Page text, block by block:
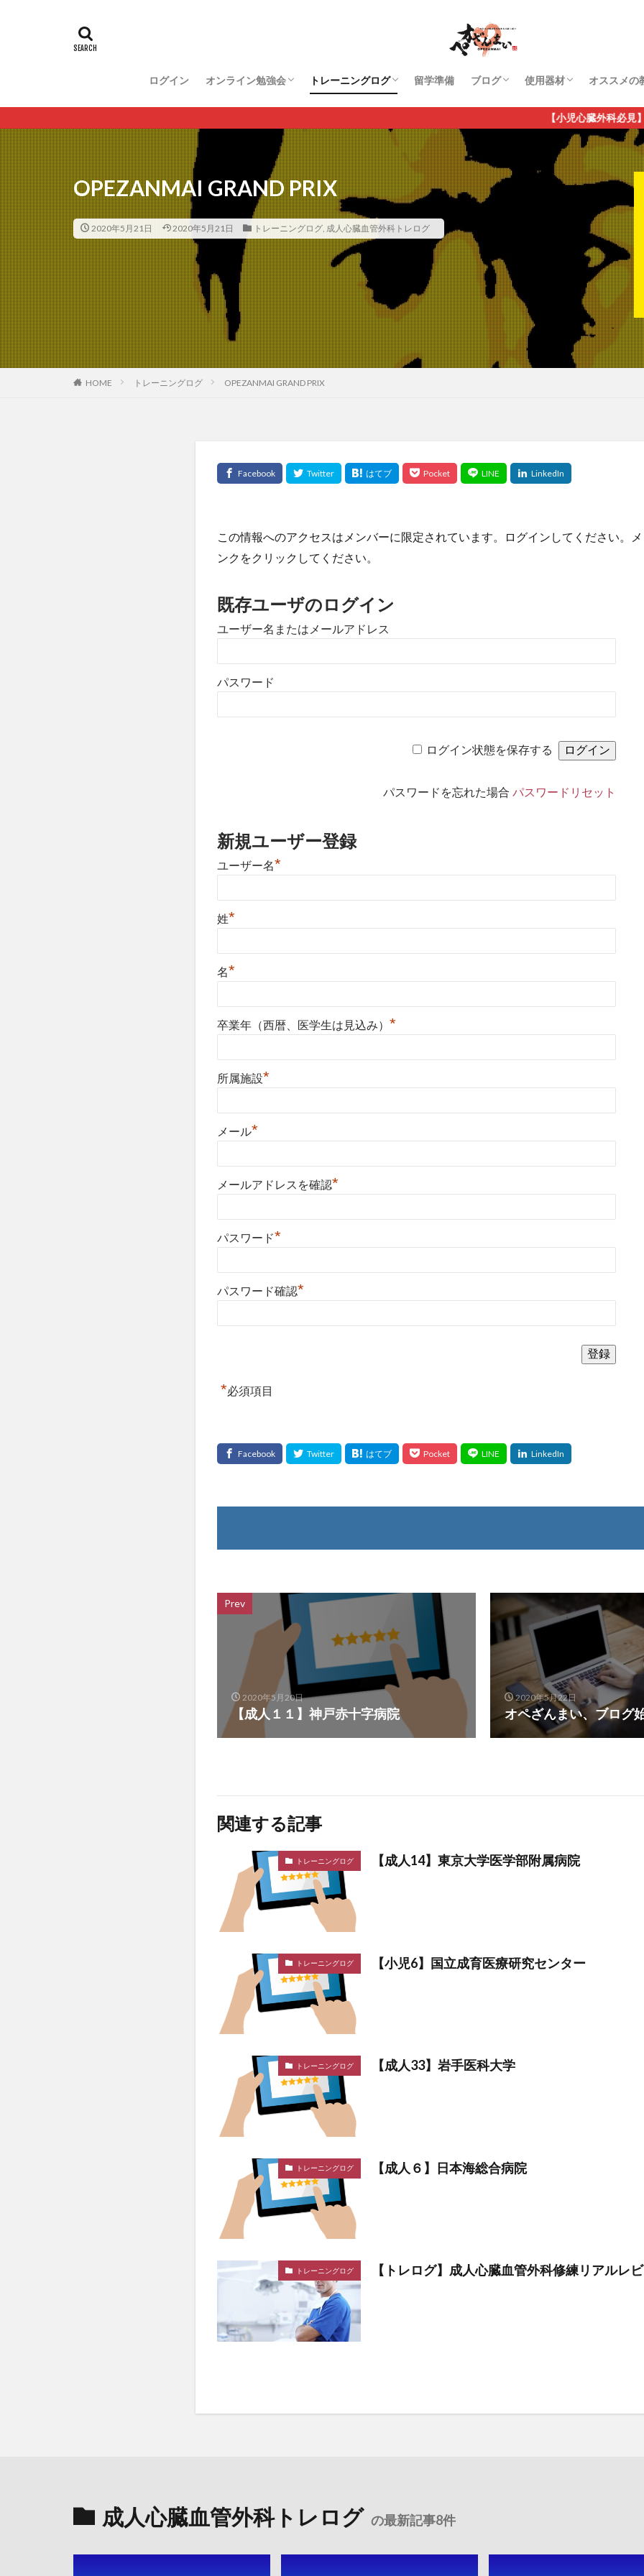
ログイン オンライン勉強会
キャリア・修練
dTGA完全大血管転移症
総肺静脈灌流異常症
エプスタイン奇形
トレーニングログ
成人心臓血管外科トレログ
小児心臓外科トレログ
留学準備 ブログ
YusukeTsukioka先生
Castroviejon先生
Academio先生
akiHIRANO先生
tyamada先生
hongu先生
使用器材
拡大鏡
ヘッドライト
ヘッドカメラ
オススメの
【小児心臓外科必見】YouTubeでオンライン勉強会の
OPEZANMAI GRAND PRIX
2020年5月21日 2020年5月21日 トレーニングログ, 成人心臓血管外科トレログ
HOME トレーニングログ OPEZANMAI GRAND PRIX
この情報へのアクセスはメンバーに限定されています。ログインしてください。
ンクをクリックしてください。
既存ユーザのログイン
ユーザー名またはメールアドレス
パスワード
ログイン状態を保存する
パスワードを忘れた場合 パスワードリセット
新規ユーザー登録
ユーザー名*
姓*
名*
卒業年（西暦、医学生は見込み） *
所属施設*
メール*
メールアドレスを確認*
パスワード*
パスワード確認*
*必須項目
Prev
2020年5月20日
【成人１１】神戸赤十字病院
2020年5月22日
オペざんまい、ブログ
関連する記事
トレーニングログ 【成人14】東京大学医学部附属病院
トレーニングログ 【小児6】国立成育医療研究センター
トレーニングログ 【成人33】岩手医科大学
トレーニングログ 【成人６】日本海総合病院
トレーニングログ 【トレログ】成人心臓血管外科修練リアルレ
成人心臓血管外科トレログ の最新記事8件